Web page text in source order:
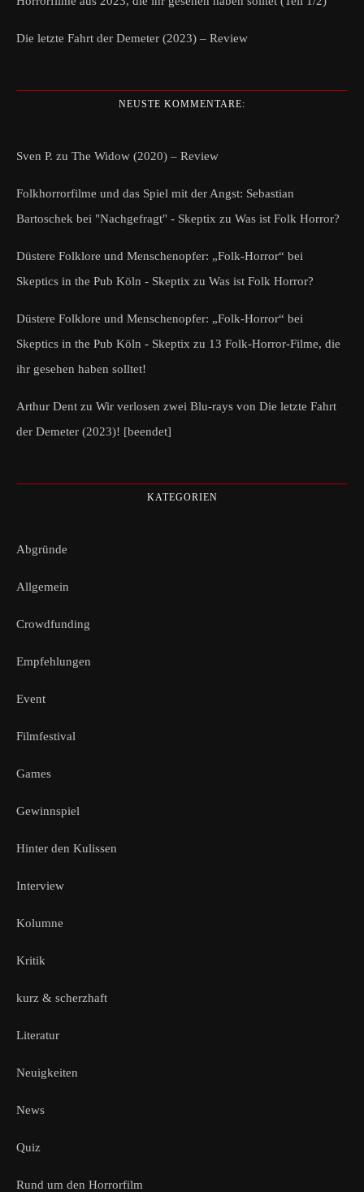
Die letzte Fahrt der Demeter (2023) – Review
NEUSTE KOMMENTARE:
Sven P. zu The Widow (2020) – Review
Folkhorrorfilme und das Spiel mit der Angst: Sebastian
Bartoschek bei "Nachgefragt" - Skeptix zu Was ist Folk Horror?
Düstere Folklore und Menschenopfer: „Folk-Horror“ bei
Skeptics in the Pub Köln - Skeptix zu Was ist Folk Horror?
Düstere Folklore und Menschenopfer: „Folk-Horror“ bei
Skeptics in the Pub Köln - Skeptix zu 13 Folk-Horror-Filme, die
ihr gesehen haben solltet!
Arthur Dent zu Wir verlosen zwei Blu-rays von Die letzte Fahrt
der Demeter (2023)! [beendet]
KATEGORIEN
Abgründe
Allgemein
Crowdfunding
Empfehlungen
Event
Filmfestival
Games
Gewinnspiel
Hinter den Kulissen
Interview
Kolumne
Kritik
kurz & scherzhaft
Literatur
Neuigkeiten
News
Quiz
Rund um den Horrorfilm